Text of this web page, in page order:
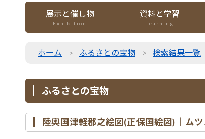
展示と催し物
Exhibition
資料と学習
Learning
ホーム ふるさとの宝物 検索結果一覧
ふるさとの宝物
陸奥国津軽郡之絵図(正保国絵図) ｜ム